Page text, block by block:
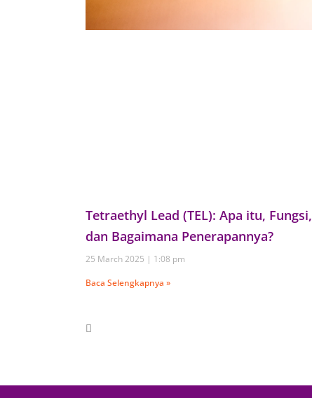
Tetraethyl Lead (TEL): Apa itu, Fungsi,
dan Bagaimana Penerapannya?
25 March 2025
1:08 pm
Baca Selengkapnya »